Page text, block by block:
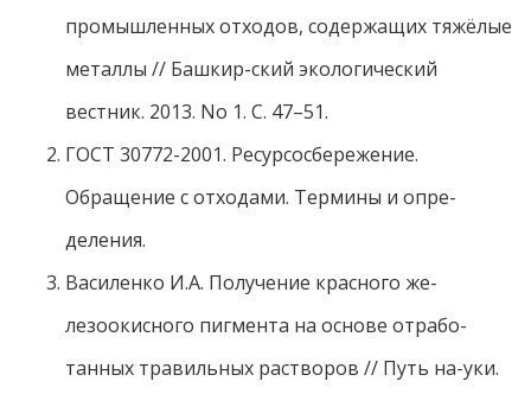
промышленных отходов, содержащих тяжёлые
металлы // Башкир-ский экологический
вестник. 2013. No 1. C. 47–51.
ГОСТ 30772-2001. Ресурсосбережение.
Обращение с отходами. Термины и опре-
деления.
Василенко И.А. Получение красного же-
лезоокисного пигмента на основе отрабо-
танных травильных растворов // Путь на-уки.